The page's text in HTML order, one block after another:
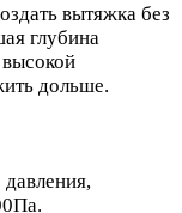
вытяжка без
глубина
дольше.